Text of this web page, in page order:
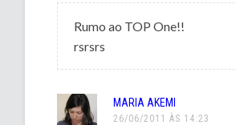
Rumo ao TOP One!!
rsrsrs
MARIA AKEMI
26/06/2011 ÀS 14:23